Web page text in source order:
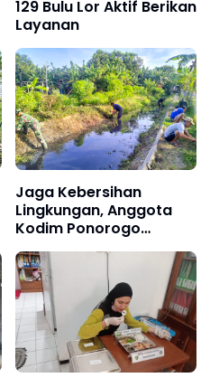
129 Bulu Lor Aktif Berikan
Layanan
Jaga Kebersihan
Lingkungan, Anggota
Kodim Ponorogo
Bersama Komunitas
Pepeling Kerja Bakti di
Bantaran Sungai